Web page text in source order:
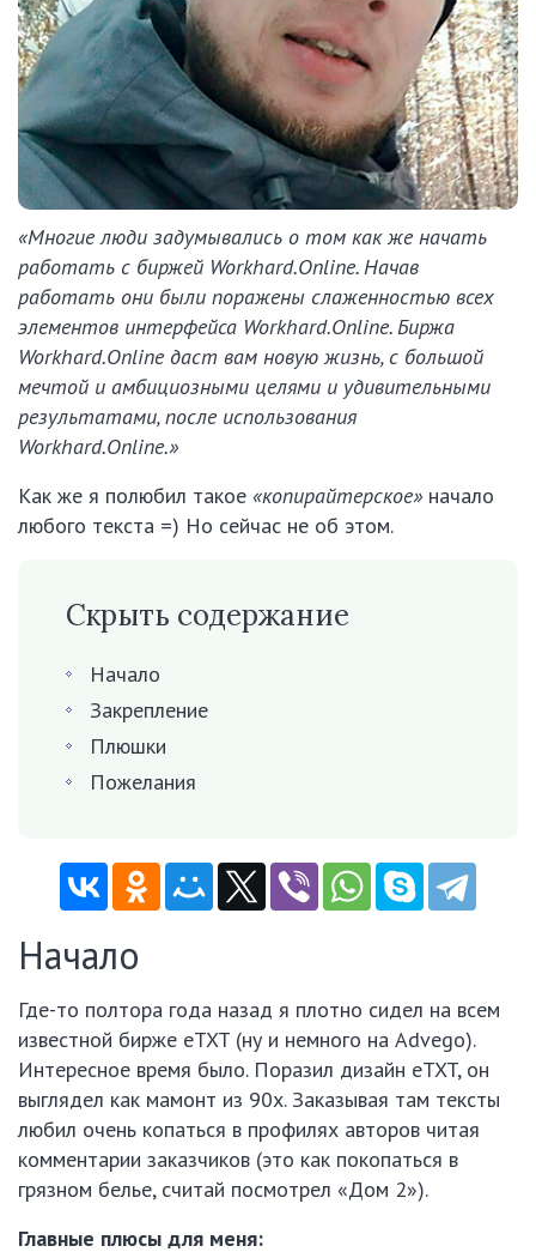
«Многие люди задумывались о том как же начать
работать с биржей Workhard.Online. Начав
работать они были поражены слаженностью всех
элементов интерфейса Workhard.Online. Биржа
Workhard.Online даст вам новую жизнь, с большой
мечтой и амбициозными целями и удивительными
результатами, после использования
Workhard.Online.»
Как же я полюбил такое «копирайтерское» начало
любого текста =) Но сейчас не об этом.
Скрыть содержание
Начало
Закрепление
Плюшки
Пожелания
Начало
Где-то полтора года назад я плотно сидел на всем
известной бирже eTXT (ну и немного на Advego).
Интересное время было. Поразил дизайн eTXT, он
выглядел как мамонт из 90х. Заказывая там тексты
любил очень копаться в профилях авторов читая
комментарии заказчиков (это как покопаться в
грязном белье, считай посмотрел «Дом 2»).
Главные плюсы для меня: